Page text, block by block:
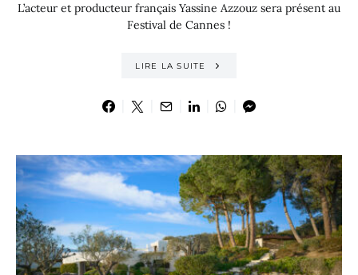
L’acteur et producteur français Yassine Azzouz sera présent au
Festival de Cannes !
LIRE LA SUITE